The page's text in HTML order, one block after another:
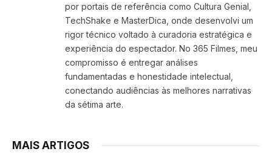
por portais de referência como Cultura Genial,
TechShake e MasterDica, onde desenvolvi um
rigor técnico voltado à curadoria estratégica e
experiência do espectador. No 365 Filmes, meu
compromisso é entregar análises
fundamentadas e honestidade intelectual,
conectando audiências às melhores narrativas
da sétima arte.
MAIS ARTIGOS